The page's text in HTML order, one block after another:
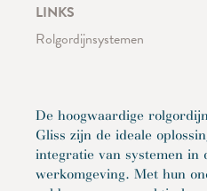
LINKS
Rolgordijnsystemen
De hoogwaardige
Gliss zijn de ideale
integratie van systemen in
werkomgeving. Met hun